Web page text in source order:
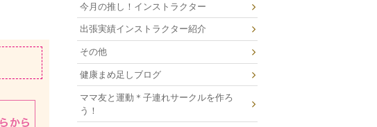
今月の推し！インストラクター
出張実績インストラクター紹介
その他
健康まめ足しブログ
ママ友と運動＊子連れサークルを作ろ
う！